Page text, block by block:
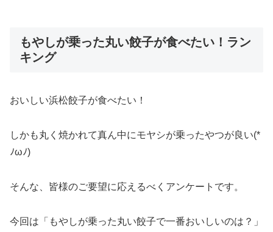
もやしが乗った丸い餃子が食べたい！ラン
キング
おいしい浜松餃子が食べたい！
しかも丸く焼かれて真ん中にモヤシが乗ったやつが良い(*
ﾉωﾉ)
そんな、皆様のご要望に応えるべくアンケートです。
今回は「もやしが乗った丸い餃子で一番おいしいのは？」